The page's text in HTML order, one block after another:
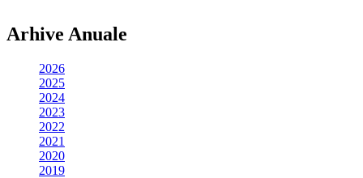
Arhive Anuale
2026
2025
2024
2023
2022
2021
2020
2019